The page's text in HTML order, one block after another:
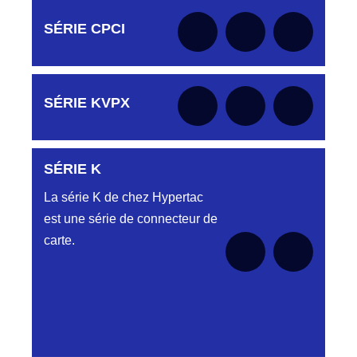
pour le moment
Aucune pièce disponible pour cette série pour
le moment
SÉRIE CPCI
Aucune pièce disponible pour cette série pour
le moment
SÉRIE KVPX
Aucune pièce disponible pour cette série pour
SÉRIE K
La série K de chez Hypertac
est une série de connecteur de
carte.